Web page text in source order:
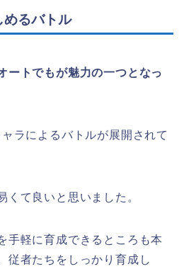
めるバトル
ートでもが魅力の一つとなっ
ラによるバトルが展開されて
くて良いと思いました。
手軽に育成できるところも本
従者たちをしっかり育成し